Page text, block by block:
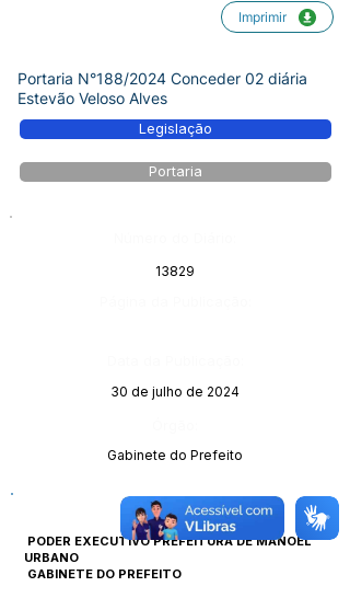
Imprimir
Portaria N°188/2024 Conceder 02 diária
Estevão Veloso Alves
Legislação
Portaria
13829
30 de julho de 2024
Gabinete do Prefeito
PODER EXECUTIVO PREFEITURA DE MANOEL
URBANO
GABINETE DO PREFEITO